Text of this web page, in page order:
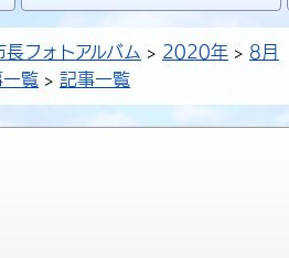
長フォトアルバム 2020年
8月
一覧 記事一覧